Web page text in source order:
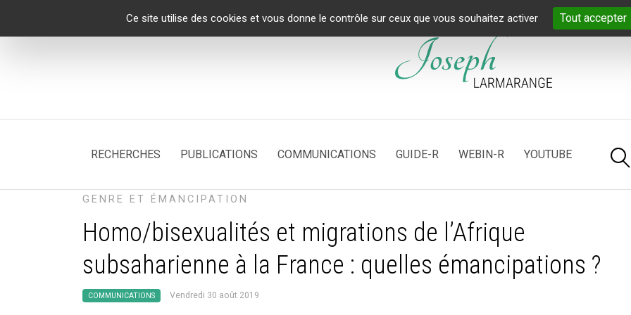
Ce site utilise des cookies et vous donne le contrôle sur ceux que vous souhaitez activer Tout accepter
RECHERCHES PUBLICATIONS COMMUNICATIONS GUIDE-R WEBIN-R YOUTUBE
GENRE ET ÉMANCIPATION
Homo/bisexualités et migrations de l’Afrique
subsaharienne à la France : quelles émancipations ?
COMMUNICATIONS Vendredi 30 août 2019